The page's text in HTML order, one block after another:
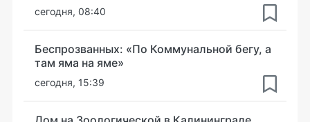
сегодня, 08:40
Беспрозванных: «По Коммунальной бегу, а
там яма на яме»
сегодня, 15:39